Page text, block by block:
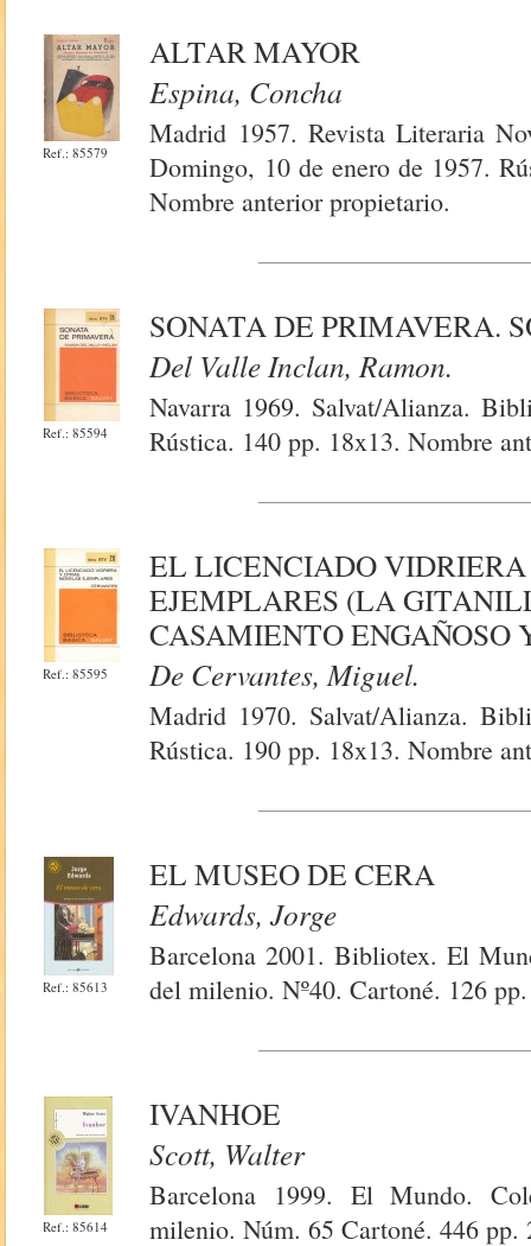
Ref.: 85579
ALTAR MAYOR
Espina, Concha
Madrid 1957. Revista Literaria
Domingo, 10 de enero de 1957.
Nombre anterior propietario.
Ref.: 85594
SONATA DE PRIMAVERA.
Del Valle Inclan, Ramon.
Navarra 1969. Salvat/Alianza.
Rústica. 140 pp. 18x13. Nombre
Ref.: 85595
EL LICENCIADO
EJEMPLARES (LA
CASAMIENTO ENGAÑOSO
De Cervantes, Miguel.
Madrid 1970. Salvat/Alianza.
Rústica. 190 pp. 18x13. Nombre
Ref.: 85613
EL MUSEO DE CERA
Edwards, Jorge
Barcelona 2001. Bibliotex. El
del milenio. Nº40. Cartoné. 126
Ref.: 85614
IVANHOE
Scott, Walter
Barcelona 1999. El Mundo.
milenio. Núm. 65 Cartoné. 446 pp.